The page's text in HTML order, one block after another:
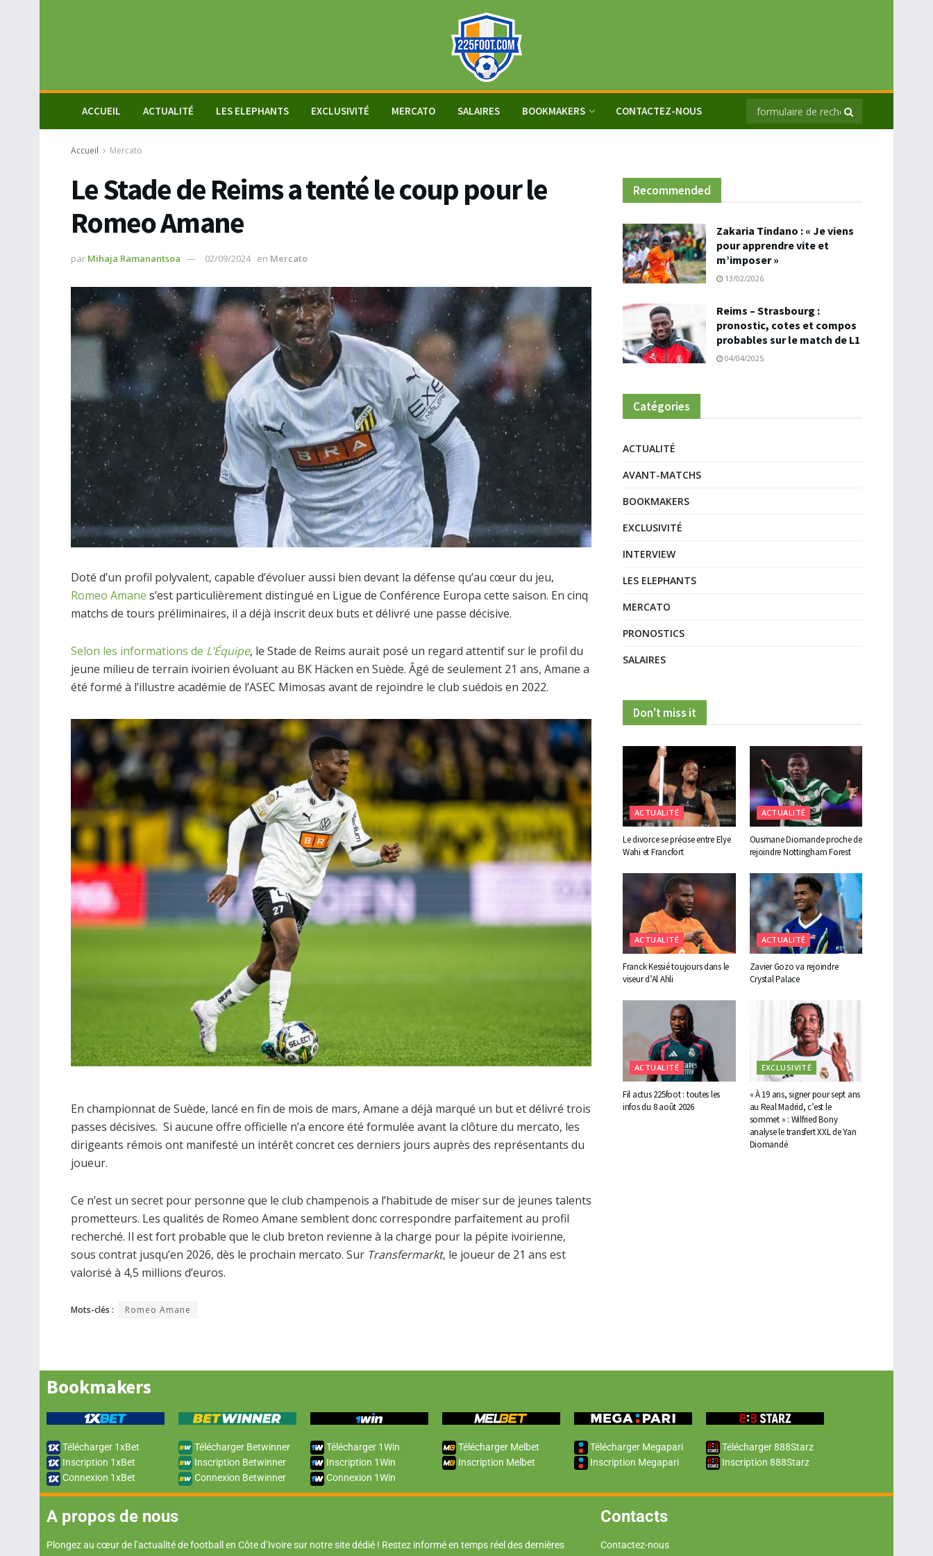
ACCUEIL ACTUALITÉ LES ELEPHANTS EXCLUSIVITÉ MERCATO SALAIRES BOOKMAKERS CONTACTEZ-NOUS
Accueil Mercato
Le Stade de Reims a tenté le coup pour le
Romeo Amane
par Mihaja Ramanantsoa 02/09/2024 en Mercato
Doté d’un profil polyvalent, capable d’évoluer aussi bien devant la défense qu’au cœur du jeu,
Romeo Amane s’est particulièrement distingué en Ligue de Conférence Europa cette saison. En cinq
matchs de tours préliminaires, il a déjà inscrit deux buts et délivré une passe décisive.
Selon les informations de L’Équipe, le Stade de Reims aurait posé un regard attentif sur le profil du
jeune milieu de terrain ivoirien évoluant au BK Häcken en Suède. Âgé de seulement 21 ans, Amane a
été formé à l’illustre académie de l’ASEC Mimosas avant de rejoindre le club suédois en 2022.
En championnat de Suède, lancé en fin de mois de mars, Amane a déjà marqué un but et délivré trois
passes décisives. Si aucune offre officielle n’a encore été formulée avant la clôture du mercato, les
dirigeants rémois ont manifesté un intérêt concret ces derniers jours auprès des représentants du
joueur.
Ce n’est un secret pour personne que le club champenois a l’habitude de miser sur de jeunes talents
prometteurs. Les qualités de Romeo Amane semblent donc correspondre parfaitement au profil
recherché. Il est fort probable que le club breton revienne à la charge pour la pépite ivoirienne,
sous contrat jusqu’en 2026, dès le prochain mercato. Sur Transfermarkt, le joueur de 21 ans est
valorisé à 4,5 millions d’euros.
Mots-clés : Romeo Amane
Recommended
Zakaria Tindano : « Je viens
pour apprendre vite et
m’imposer »
13/02/2026
Reims – Strasbourg :
pronostic, cotes et compos
probables sur le match de L1
04/04/2025
Catégories
ACTUALITÉ
AVANT-MATCHS
BOOKMAKERS
EXCLUSIVITÉ
INTERVIEW
LES ELEPHANTS
MERCATO
PRONOSTICS
SALAIRES
Don't miss it
ACTUALITÉ
Le divorce se précise entre Elye
Wahi et Francfort
ACTUALITÉ
Ousmane Diomande proche de
rejoindre Nottingham Forest
ACTUALITÉ
Franck Kessié toujours dans le
viseur d’Al Ahli
ACTUALITÉ
Zavier Gozo va rejoindre
Crystal Palace
ACTUALITÉ
Fil actus 225foot : toutes les
infos du 8 août 2026
EXCLUSIVITÉ
« À 19 ans, signer pour sept ans
au Real Madrid, c’est le
sommet » : Wilfried Bony
analyse le transfert XXL de Yan
Diomandé
Bookmakers
Télécharger 1xBet
Inscription 1xBet
Connexion 1xBet
Télécharger Betwinner
Inscription Betwinner
Connexion Betwinner
Télécharger 1Win
Inscription 1Win
Connexion 1Win
Télécharger Melbet
Inscription Melbet
Télécharger Megapari
Inscription Megapari
Télécharger 888Starz
Inscription 888Starz
A propos de nous
Plongez au cœur de l’actualité de football en Côte d’Ivoire sur notre site dédié ! Restez informé en temps réel des dernières
Contacts
Contactez-nous